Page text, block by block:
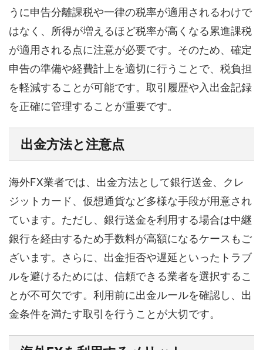
うに申告分離課税や一律の税率が適用されるわけで
はなく、所得が増えるほど税率が高くなる累進課税
が適用される点に注意が必要です。そのため、確定
申告の準備や経費計上を適切に行うことで、税負担
を軽減することが可能です。取引履歴や入出金記録
を正確に管理することが重要です。
出金方法と注意点
海外FX業者では、出金方法として銀行送金、クレ
ジットカード、仮想通貨など多様な手段が用意され
ています。ただし、銀行送金を利用する場合は中継
銀行を経由するため手数料が高額になるケースもご
ざいます。さらに、出金拒否や遅延といったトラブ
ルを避けるためには、信頼できる業者を選択するこ
とが不可欠です。利用前に出金ルールを確認し、出
金条件を満たす取引を行うことが大切です。